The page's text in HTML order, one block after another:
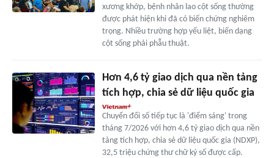
xương khớp, bệnh nhân lao cột sống thường
được phát hiện khi đã có biến chứng nghiêm
trọng. Nhiều trường hợp yếu liệt, biến dạng
cột sống phải phẫu thuật.
Hơn 4,6 tỷ giao dịch qua nền tảng
tích hợp, chia sẻ dữ liệu quốc gia
Chuyển đổi số tiếp tục là 'điểm sáng' trong
tháng 7/2026 với hơn 4,6 tỷ giao dịch qua nền
tảng tích hợp, chia sẻ dữ liệu quốc gia (NDXP),
32,5 triệu chứng thư chữ ký số được cấp.